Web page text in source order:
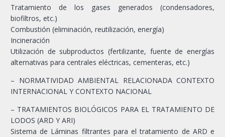
Tratamiento de los gases generados (condensadores,
biofiltros, etc.)
Combustión (eliminación, reutilización, energía)
Incineración
Utilización de subproductos (fertilizante, fuente de energías
alternativas para centrales eléctricas, cementeras, etc.)
– NORMATIVIDAD AMBIENTAL RELACIONADA CONTEXTO
INTERNACIONAL Y CONTEXTO NACIONAL
– TRATAMIENTOS BIOLÓGICOS PARA EL TRATAMIENTO DE
LODOS (ARD Y ARI)
Sistema de Láminas filtrantes para el tratamiento de ARD e